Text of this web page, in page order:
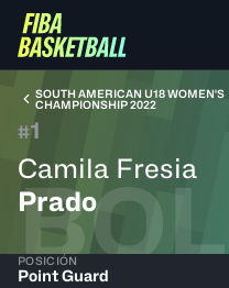
SOUTH AMERICAN U18 WOMEN'S
CHAMPIONSHIP 2022
#1
Camila Fresia
Prado
BOL
POSICIÓN
Point Guard